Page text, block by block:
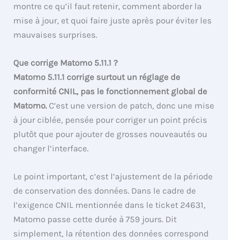
montre ce qu’il faut retenir, comment aborder la
mise à jour, et quoi faire juste après pour éviter les
mauvaises surprises.
Que corrige Matomo 5.11.1 ?
Matomo 5.11.1 corrige surtout un réglage de
conformité CNIL, pas le fonctionnement global de
Matomo. C’est une version de patch, donc une mise
à jour ciblée, pensée pour corriger un point précis
plutôt que pour ajouter de grosses nouveautés ou
changer l’interface.
Le point important, c’est l’ajustement de la période
de conservation des données. Dans le cadre de
l’exigence CNIL mentionnée dans le ticket 24631,
Matomo passe cette durée à 759 jours. Dit
simplement, la rétention des données correspond